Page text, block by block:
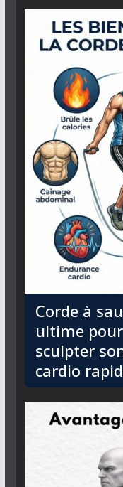
Corde à
ultime
sculpter
cardio